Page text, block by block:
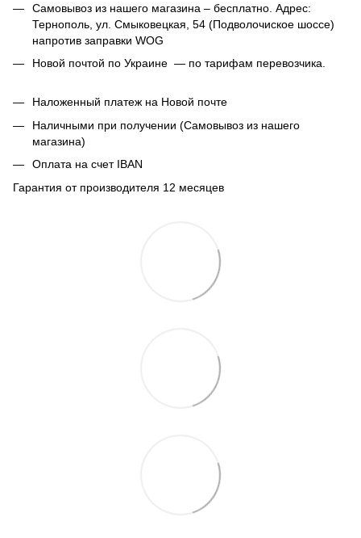
Самовывоз из нашего магазина – бесплатно. Адрес:
Тернополь, ул. Смыковецкая, 54 (Подволочиское шоссе)
напротив заправки WOG
Новой почтой по Украине — по тарифам перевозчика.
Наложенный платеж на Новой почте
Наличными при получении (Самовывоз из нашего
магазина)
Оплата на счет IBAN
Гарантия от производителя 12 месяцев